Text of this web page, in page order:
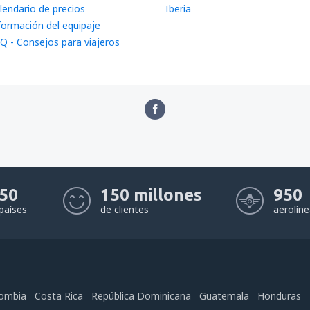
de precios
del equipaje
- Consejos para viajeros
Iberia
50 150 millones
de clientes
950
Costa Rica República Dominicana Guatemala Honduras